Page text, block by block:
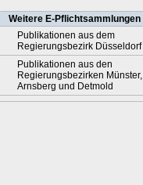
Weitere E-Pflichtsammlungen
Publikationen aus dem
Regierungsbezirk Düsseldorf
Publikationen aus den
Regierungsbezirken Münster,
Arnsberg und Detmold